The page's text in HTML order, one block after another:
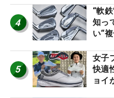
ー』
4
“軟
知っ
い“
5
女子
快適
ョイ